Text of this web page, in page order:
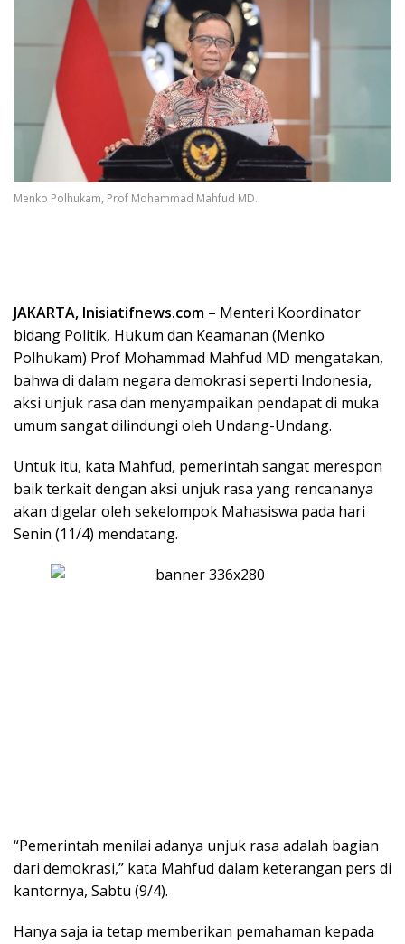
Menko Polhukam, Prof Mohammad Mahfud MD.
JAKARTA, Inisiatifnews.com – Menteri Koordinator
bidang Politik, Hukum dan Keamanan (Menko
Polhukam) Prof Mohammad Mahfud MD mengatakan,
bahwa di dalam negara demokrasi seperti Indonesia,
aksi unjuk rasa dan menyampaikan pendapat di muka
umum sangat dilindungi oleh Undang-Undang.
Untuk itu, kata Mahfud, pemerintah sangat merespon
baik terkait dengan aksi unjuk rasa yang rencananya
akan digelar oleh sekelompok Mahasiswa pada hari
Senin (11/4) mendatang.
“Pemerintah menilai adanya unjuk rasa adalah bagian
dari demokrasi,” kata Mahfud dalam keterangan pers di
kantornya, Sabtu (9/4).
Hanya saja ia tetap memberikan pemahaman kepada